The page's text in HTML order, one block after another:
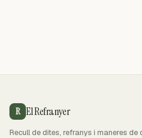
R El Refranyer
Recull de dites, refranys i maneres de